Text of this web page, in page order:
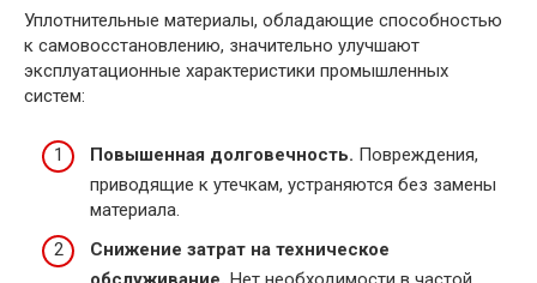
Уплотнительные материалы, обладающие способностью
к самовосстановлению, значительно улучшают
эксплуатационные характеристики промышленных
систем:
Повышенная долговечность. Повреждения,
приводящие к утечкам, устраняются без замены
материала.
Снижение затрат на техническое